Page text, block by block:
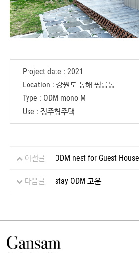
Project date : 2021
Location : 강원도 동해 평릉동
Type : ODM mono M
Use : 정주형주택
이전글 ODM nest for Guest House
다음글 stay ODM 고운